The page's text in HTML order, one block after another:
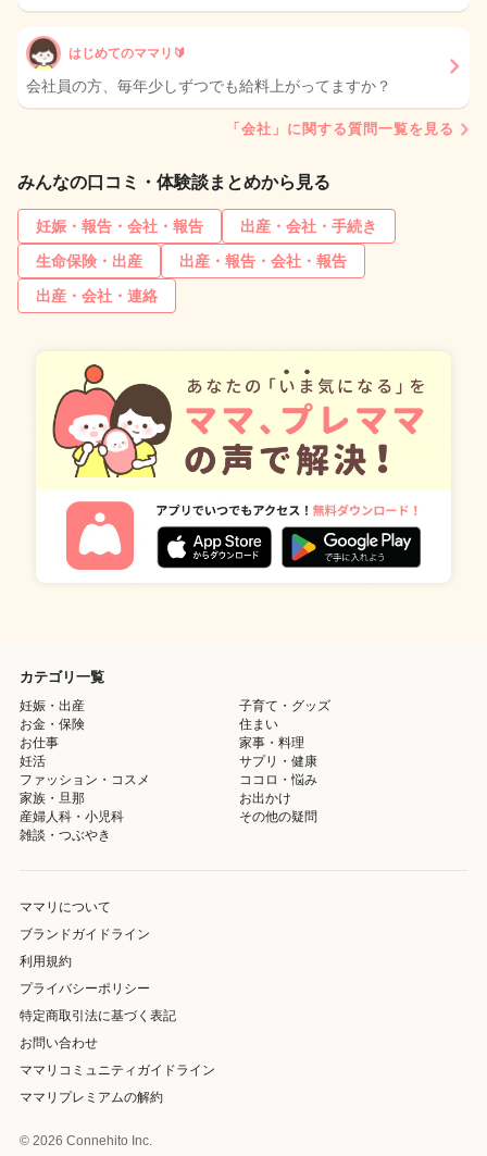
はじめてのママリ🔰
会社員の方、毎年少しずつでも給料上がってますか？
「会社」に関する質問一覧を見る
みんなの口コミ・体験談まとめから見る
妊娠・報告・会社・報告
出産・会社・手続き
生命保険・出産
出産・報告・会社・報告
出産・会社・連絡
カテゴリ一覧
妊娠・出産
子育て・グッズ
お金・保険
住まい
お仕事
家事・料理
妊活
サプリ・健康
ファッション・コスメ
ココロ・悩み
家族・旦那
お出かけ
産婦人科・小児科
その他の疑問
雑談・つぶやき
ママリについて
ブランドガイドライン
利用規約
プライバシーポリシー
特定商取引法に基づく表記
お問い合わせ
ママリコミュニティガイドライン
ママリプレミアムの解約
© 2026 Connehito Inc.